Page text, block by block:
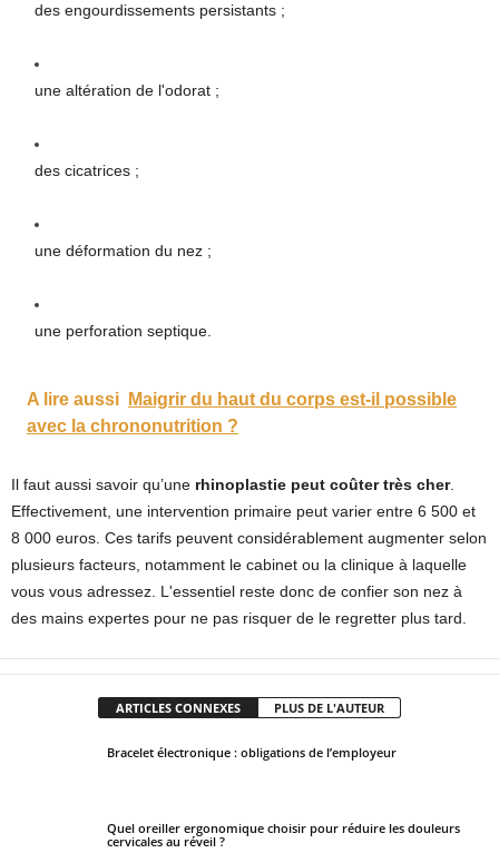
des engourdissements persistants ;
une altération de l'odorat ;
des cicatrices ;
une déformation du nez ;
une perforation septique.
A lire aussi
Maigrir du haut du corps est-il possible
avec la chrononutrition ?
Il faut aussi savoir qu’une rhinoplastie peut coûter très cher.
Effectivement, une intervention primaire peut varier entre 6 500 et
8 000 euros. Ces tarifs peuvent considérablement augmenter selon
plusieurs facteurs, notamment le cabinet ou la clinique à laquelle
vous vous adressez. L'essentiel reste donc de confier son nez à
des mains expertes pour ne pas risquer de le regretter plus tard.
ARTICLES CONNEXES PLUS DE L'AUTEUR
Bracelet électronique : obligations de l’employeur
Quel oreiller ergonomique choisir pour réduire les douleurs
cervicales au réveil ?